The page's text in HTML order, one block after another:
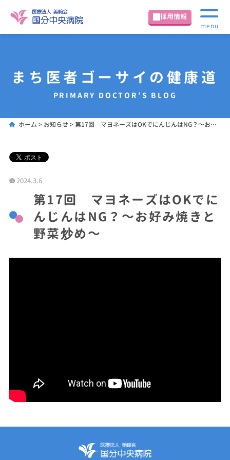
menu
採用情報
まち医者ゴーサイの健康道
PRIMARY DOCTOR’S BLOG
ホーム > お知らせ >第17回 マヨネーズはOKでにんじんはNG？～お好み焼きと野菜炒め～
2024.3.6
第17回 マヨネーズはOKでに
んじんはNG？～お好み焼きと
野菜炒め～